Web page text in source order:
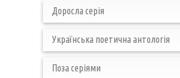
Доросла серія
Українська поетична антологія
Поза серіями